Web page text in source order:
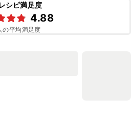
レシピ満足度
4.88
の平均満足度